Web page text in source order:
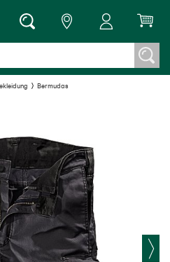
Bermudas